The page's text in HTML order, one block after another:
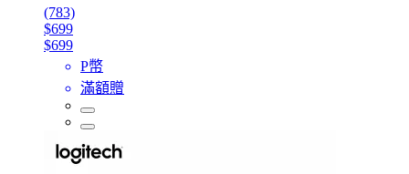
(783)
$699
$699
P幣
滿額贈